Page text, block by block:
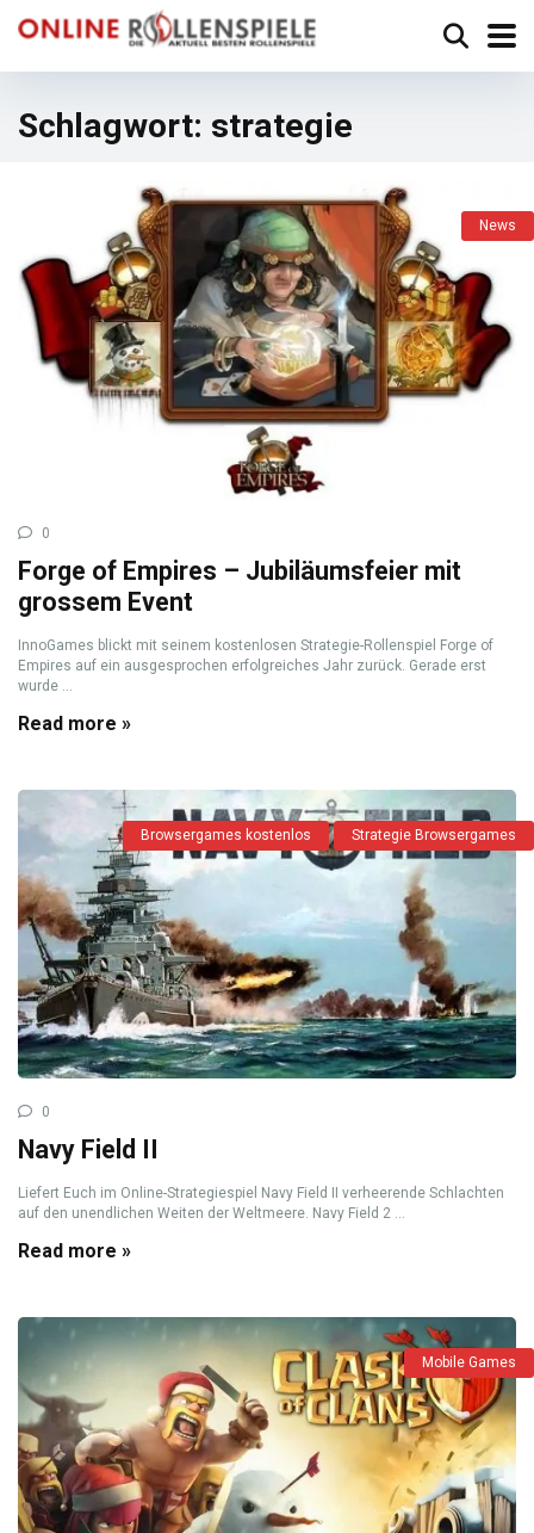
Schlagwort: strategie
News
0
Forge of Empires – Jubiläumsfeier mit
grossem Event
InnoGames blickt mit seinem kostenlosen Strategie-Rollenspiel Forge of
Empires auf ein ausgesprochen erfolgreiches Jahr zurück. Gerade erst
wurde ...
Read more »
Browsergames kostenlos Strategie Browsergames
0
Navy Field II
Liefert Euch im Online-Strategiespiel Navy Field II verheerende Schlachten
auf den unendlichen Weiten der Weltmeere. Navy Field 2 ...
Read more »
Mobile Games